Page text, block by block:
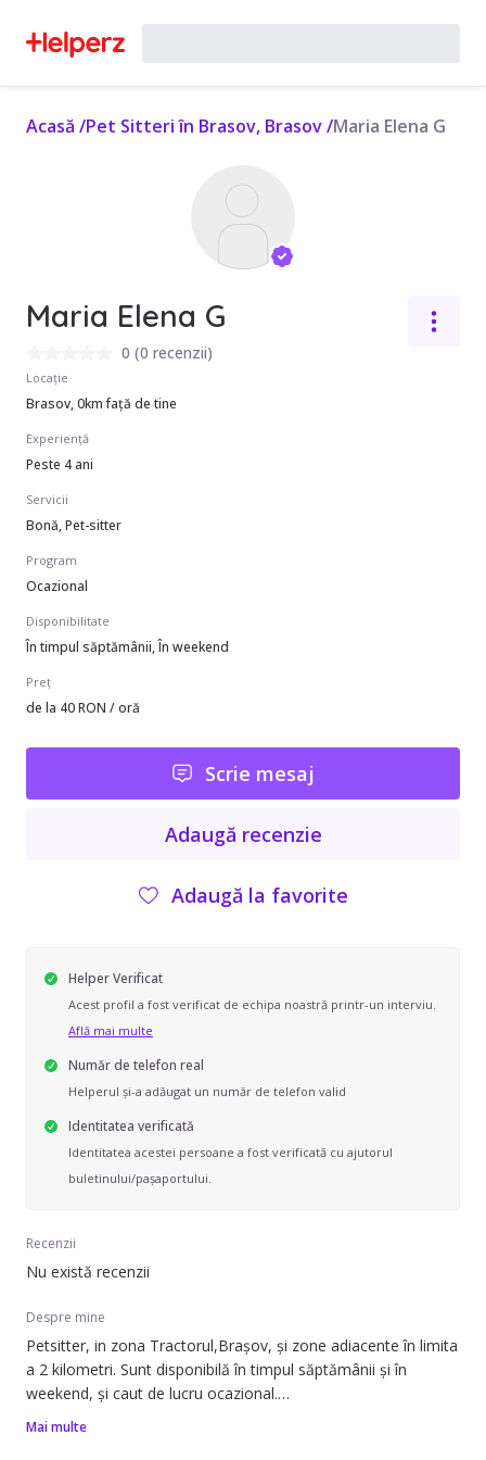
Acasă /Pet Sitteri în Brasov, Brasov/Maria Elena G
Maria Elena G
0 (0 recenzii)
Locație
Brasov, 0km față de tine
Experiență
Peste 4 ani
Servicii
Bonă, Pet-sitter
Program
Ocazional
Disponibilitate
În timpul săptămânii, În weekend
Preț
de la 40 RON / oră
Scrie mesaj
Adaugă recenzie
Adaugă la favorite
Helper Verificat
Acest profil a fost verificat de echipa noastră printr-un interviu.
Află mai multe
Număr de telefon real
Helperul și-a adăugat un număr de telefon valid
Identitatea verificată
Identitatea acestei persoane a fost verificată cu ajutorul
buletinului/pașaportului.
Recenzii
Nu există recenzii
Despre mine
Petsitter, in zona Tractorul,Brașov, și zone adiacente în limita
a 2 kilometri. Sunt disponibilă în timpul săptămânii și în
weekend, și caut de lucru ocazional.
Mai multe